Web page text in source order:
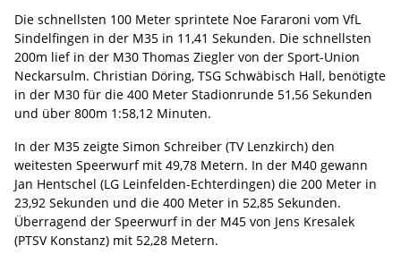
Die schnellsten 100 Meter sprintete Noe Fararoni vom VfL
Sindelfingen in der M35 in 11,41 Sekunden. Die schnellsten
200m lief in der M30 Thomas Ziegler von der Sport-Union
Neckarsulm. Christian Döring, TSG Schwäbisch Hall, benötigte
in der M30 für die 400 Meter Stadionrunde 51,56 Sekunden
und über 800m 1:58,12 Minuten.
In der M35 zeigte Simon Schreiber (TV Lenzkirch) den
weitesten Speerwurf mit 49,78 Metern. In der M40 gewann
Jan Hentschel (LG Leinfelden-Echterdingen) die 200 Meter in
23,92 Sekunden und die 400 Meter in 52,85 Sekunden.
Überragend der Speerwurf in der M45 von Jens Kresalek
(PTSV Konstanz) mit 52,28 Metern.